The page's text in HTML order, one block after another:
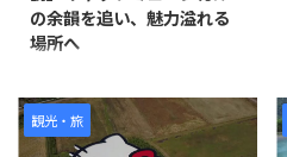
の余韻を追い、魅力溢れる
場所へ
ージカルを見に来た際にこの場所
を発見し、夕陽が美しくなる時間
帯に撮影を始めました。 ビデオ
観光・旅